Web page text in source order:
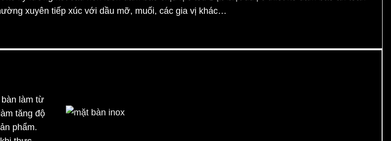
xuyên tiếp xúc với dầu mỡ, muối, các gia vị khác…
làm từ
tăng độ
phẩm.